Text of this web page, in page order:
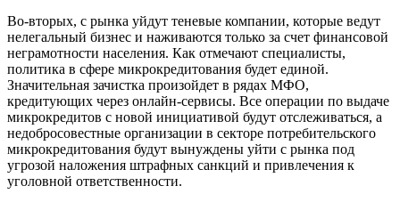
Во-вторых, с рынка уйдут теневые компании, которые ведут
нелегальный бизнес и наживаются только за счет финансовой
неграмотности населения. Как отмечают специалисты,
политика в сфере микрокредитования будет единой.
Значительная зачистка произойдет в рядах МФО,
кредитующих через онлайн-сервисы. Все операции по выдаче
микрокредитов с новой инициативой будут отслеживаться, а
недобросовестные организации в секторе потребительского
микрокредитования будут вынуждены уйти с рынка под
угрозой наложения штрафных санкций и привлечения к
уголовной ответственности.